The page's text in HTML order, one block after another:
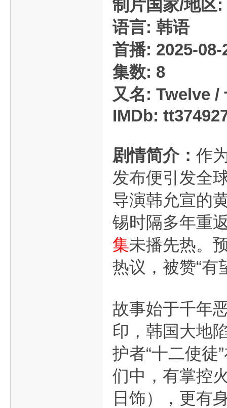
制片国家/地区:
语言: 韩语
首播: 2025-08-
集数: 8
又名: Twelve /
IMDb:
剧情简介： 作
发布便引发全
导演韩允宣的
锡时隔多年重
集未播先热。
热议，被赞“有
故事始于千年
印，韩国大地
护者“十二使徒
们中，有掌控
日饰），更有